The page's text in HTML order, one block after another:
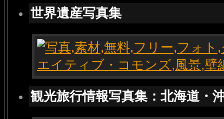
世界遺産写真集
観光旅行情報写真集：北海道・